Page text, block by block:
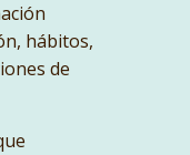
hábitos,
de